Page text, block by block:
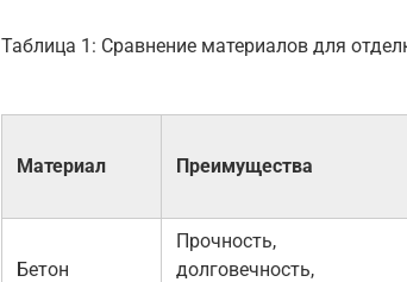
Таблица 1: Сравнение материалов для
Материал Преимущества
Бетон
Прочность,
долговечность,